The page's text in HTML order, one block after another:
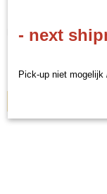
LOTR LCG The Card
Op voorraad
- next
Pick-up niet